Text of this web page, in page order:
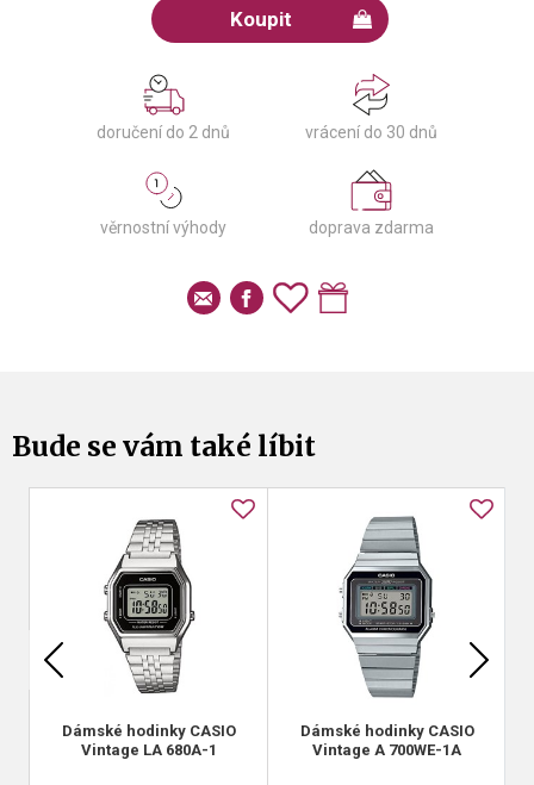
Koupit
doručení do 2 dnů vrácení do 30 dnů
věrnostní výhody doprava zdarma
Bude se vám také líbit
Dámské hodinky CASIO
Vintage LA 680A-1
Dámské hodinky CASIO
Vintage A 700WE-1A